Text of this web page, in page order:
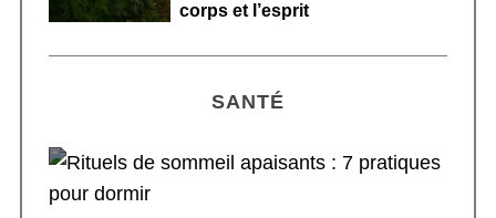
corps et l’esprit
SANTÉ